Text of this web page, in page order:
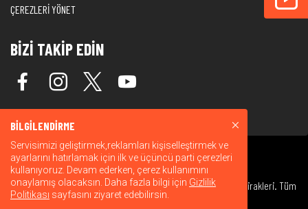
ÇEREZLERİ YÖNET
BİZİ TAKİP EDİN
© 2026 Warner Bros. Discovery, Inc. veya bağlı kuruluşları ve iştirakleri. Tüm
hakları saklıdır.
BİLGİLENDİRME
Servisimizi geliştirmek,reklamları kişiselleştirmek ve
ayarlarını hatırlamak için ilk ve üçüncü parti çerezleri
kullanıyoruz. Devam ederken, çerez kullanımını
onaylamış olacaksın. Daha fazla bilgi için Gizlilik
Politikası sayfasını ziyaret edebilirsin.